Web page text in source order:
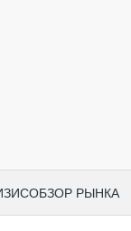
ОБЗОР РЫНКА